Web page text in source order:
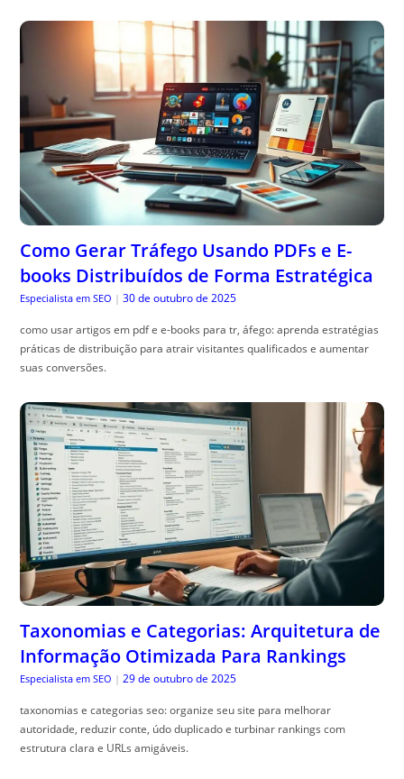
Como Gerar Tráfego Usando PDFs e E-
books Distribuídos de Forma Estratégica
Especialista em SEO | 30 de outubro de 2025
como usar artigos em pdf e e-books para tr, áfego: aprenda estratégias
práticas de distribuição para atrair visitantes qualificados e aumentar
suas conversões.
Taxonomias e Categorias: Arquitetura de
Informação Otimizada Para Rankings
Especialista em SEO | 29 de outubro de 2025
taxonomias e categorias seo: organize seu site para melhorar
autoridade, reduzir conte, údo duplicado e turbinar rankings com
estrutura clara e URLs amigáveis.